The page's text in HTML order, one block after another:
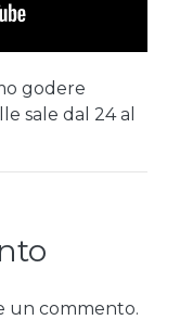
godere
sale dal 24 al
un commento.